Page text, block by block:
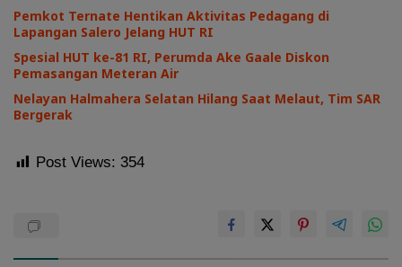
Pemkot Ternate Hentikan Aktivitas Pedagang di
Lapangan Salero Jelang HUT RI
Spesial HUT ke-81 RI, Perumda Ake Gaale Diskon
Pemasangan Meteran Air
Nelayan Halmahera Selatan Hilang Saat Melaut, Tim SAR
Bergerak
Post Views: 354